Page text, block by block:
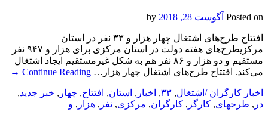
Posted on آگوست 28, 2018
افتتاح طرح‌های اشتغال چهار هزار و ۳۳ نفر در استان
مرکزیطرح‌های هفته دولت در استان مرکزی برای هزار و ۹۴۷ نفر
مستقیم و دو هزار و ۸۶ نفر هم به شکل غیرمستقیم ایجاد اشتغال
می‌کند. افتتاح طرح‌های اشتغال چهار هزار… Continue Reading
→
اخبار کارگران /اشتغال, ۳۳, اخبار , استان, افتتاح, چهار , خبر جدید,
در , طرحهای, کارگر , کارگران, مرکزی, نفر , هزار , و